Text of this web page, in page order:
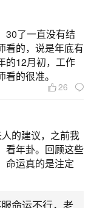
烦，下面就
与日支：若八
在二十岁至
房。具体年份
木，买房时间
丙丁火，则多
2.财库逢冲：
30了一直没有结
看的，说是年底有
的12月初，工作
的很准。
26
的建议，之前我
看年卦。回顾这些
命运真的是注定
命运不行，老